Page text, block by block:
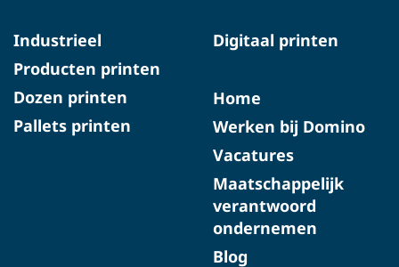
Industrieel
Producten printen
Dozen printen
Pallets printen
Digitaal printen
Home
Werken bij Domino
Vacatures
Maatschappelijk
verantwoord
ondernemen
Blog